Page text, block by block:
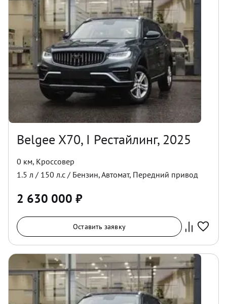
Belgee X70, I Рестайлинг, 2025
0 км, Кроссовер
1.5 л / 150 л.с / Бензин,Автомат, Передний привод
2 630 000 ₽
Оставить заявку